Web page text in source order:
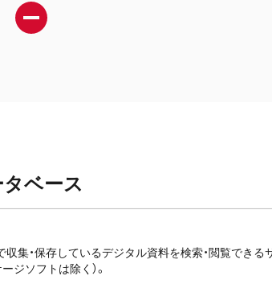
ベース
集・保存しているデジタル資料を検索・閲覧できる
ジソフトは除く）。